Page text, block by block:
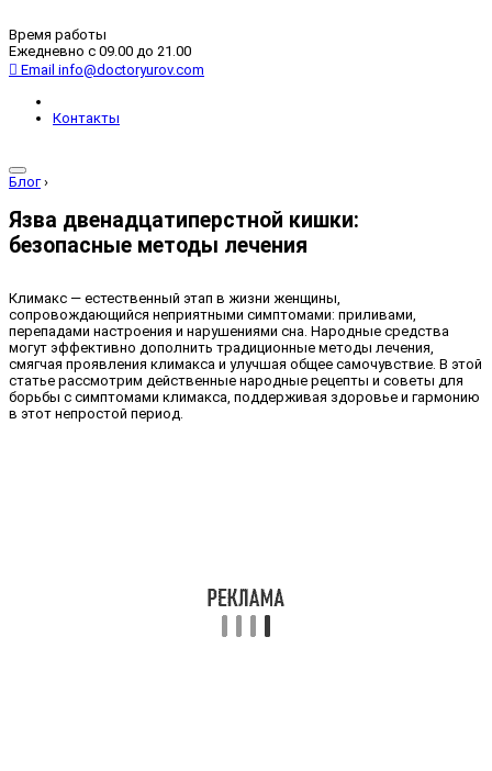
Время работы
Ежедневно с 09.00 до 21.00
Email info@doctoryurov.com
Контакты
Блог ›
Язва двенадцатиперстной кишки:
безопасные методы лечения
Климакс — естественный этап в жизни женщины,
сопровождающийся неприятными симптомами: приливами,
перепадами настроения и нарушениями сна. Народные средства
могут эффективно дополнить традиционные методы лечения,
смягчая проявления климакса и улучшая общее самочувствие. В этой
статье рассмотрим действенные народные рецепты и советы для
борьбы с симптомами климакса, поддерживая здоровье и гармонию
в этот непростой период.